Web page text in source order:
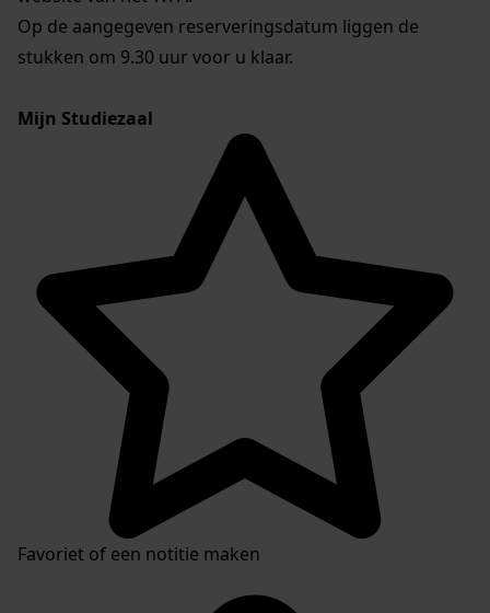
Op de aangegeven reserveringsdatum liggen de
stukken om 9.30 uur voor u klaar.
Mijn Studiezaal
Favoriet of een notitie maken